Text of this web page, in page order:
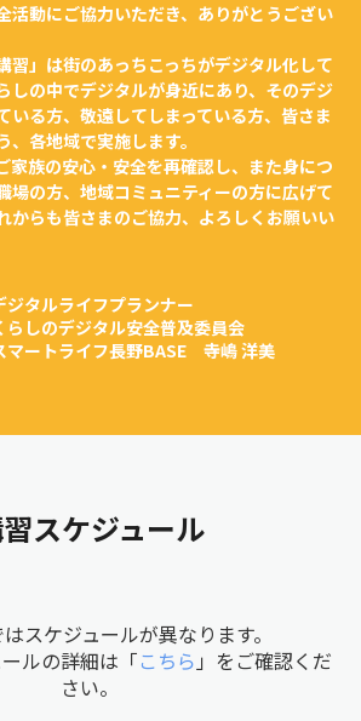
活動にご協力いただき、ありがとうござい
習」は街のあっちこっちがデジタル化して
しの中でデジタルが身近にあり、そのデジ
いる方、敬遠してしまっている方、皆さま
各地域で実施します。
家族の安心・安全を再確認し、また身につ
場の方、地域コミュニティーの方に広げて
からも皆さまのご協力、よろしくお願いい
ジタルライフプランナー
らしのデジタル安全普及委員会
マートライフ長野BASE 寺嶋 洋美
スケジュール
スケジュールが異なります。
ルの詳細は「こちら 」をご確認くだ
さい。